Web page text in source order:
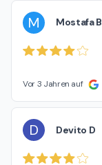
M Mostafa B
Vor 3 Jahren auf
D Devito D